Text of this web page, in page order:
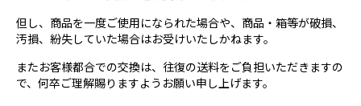
但し、商品を一度ご使用になられた場合や、商品・箱等が破損、
汚損、紛失していた場合はお受けいたしかねます。
またお客様都合での交換は、往復の送料をご負担いただきますの
で、何卒ご理解賜りますようお願い申し上げます。